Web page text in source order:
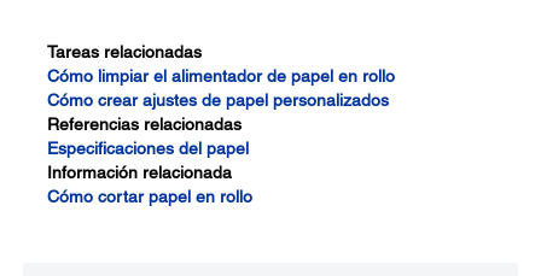
Tareas relacionadas
Cómo limpiar el alimentador de papel en rollo
Cómo crear ajustes de papel personalizados
Referencias relacionadas
Especificaciones del papel
Información relacionada
Cómo cortar papel en rollo